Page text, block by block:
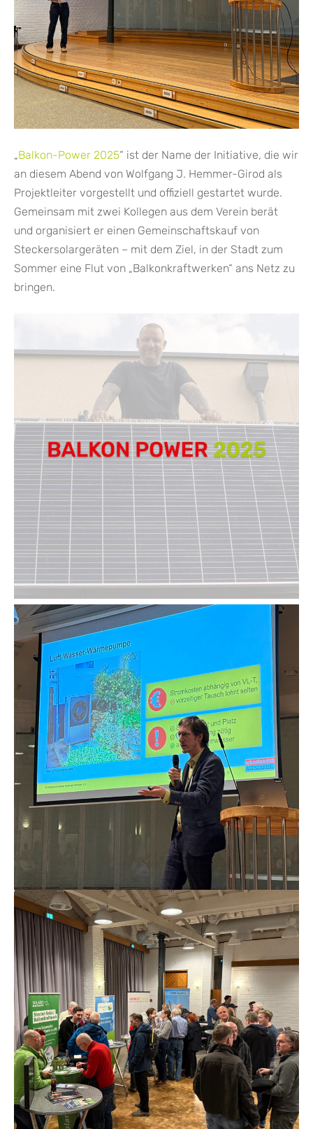
„Balkon-Power 2025“ ist der Name der Initiative, die wir
an diesem Abend von Wolfgang J. Hemmer-Girod als
Projektleiter vorgestellt und offiziell gestartet wurde.
Gemeinsam mit zwei Kollegen aus dem Verein berät
und organisiert er einen Gemeinschaftskauf von
Steckersolargeräten – mit dem Ziel, in der Stadt zum
Sommer eine Flut von „Balkonkraftwerken“ ans Netz zu
bringen.